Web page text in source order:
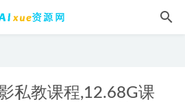
私教课程,12.68G课